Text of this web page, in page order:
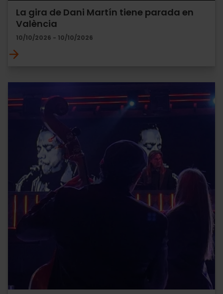
La gira de Dani Martín tiene parada en
València
10/10/2026 - 10/10/2026